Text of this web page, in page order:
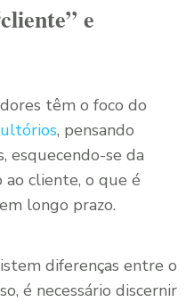
e
têm o foco do
, pensando
esquecendo-se da
cliente, o que é
longo prazo.
diferenças entre o
é necessário discernir